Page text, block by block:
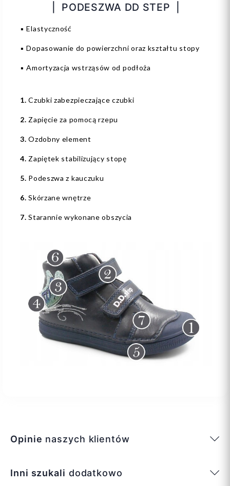
| PODESZWA DD STEP |
▪️ Elastyczność
▪️ Dopasowanie do powierzchni oraz kształtu stopy
▪️ Amortyzacja wstrząsów od podłoża
1.Czubki zabezpieczające czubki
2. Zapięcie za pomocą rzepu
3. Ozdobny element
4. Zapiętek stabilizujący stopę
5. Podeszwa z kauczuku
6.Skórzane wnętrze
7. Starannie wykonane obszycia
Opinie naszych klientów
Inni szukali dodatkowo